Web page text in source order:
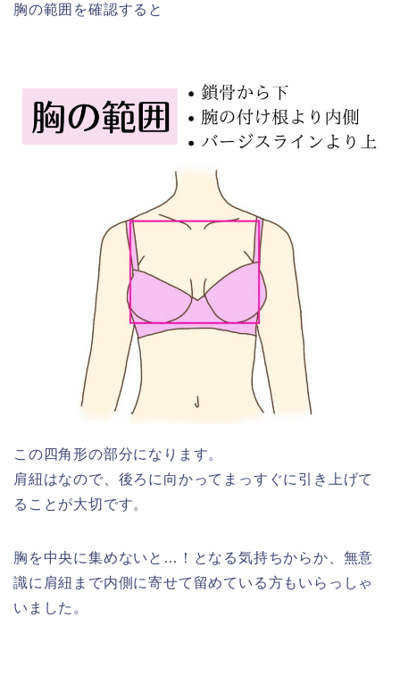
胸の範囲を確認すると
この四角形の部分になります。
肩紐はなので、後ろに向かってまっすぐに引き上げて
ることが大切です。
胸を中央に集めないと…！となる気持ちからか、無意
識に肩紐まで内側に寄せて留めている方もいらっしゃ
いました。